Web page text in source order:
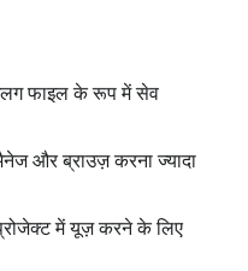
फाइल के रूप में सेव
और ब्राउज़ करना ज्यादा
में यूज़ करने के लिए